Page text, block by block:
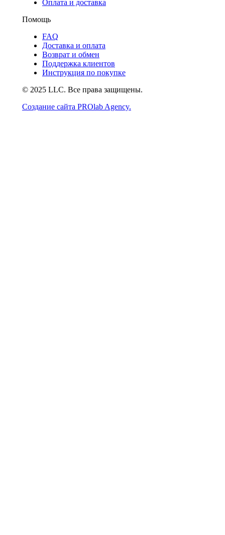
Оплата и доставка
Помощь
FAQ
Доставка и оплата
Возврат и обмен
Поддержка клиентов
Инструкция по покупке
© 2025 LLC. Все права защищены.
Создание сайта PROlab Agency.